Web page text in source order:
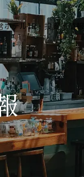
ホテルIR・投資家情報
報
覧